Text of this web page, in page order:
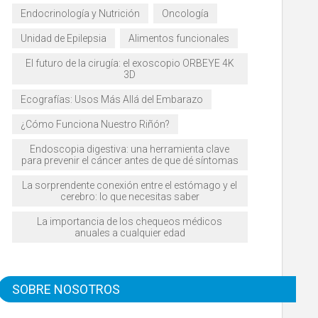
Endocrinología y Nutrición Oncología
Unidad de Epilepsia Alimentos funcionales
El futuro de la cirugía: el exoscopio ORBEYE 4K
3D
Ecografías: Usos Más Allá del Embarazo
¿Cómo Funciona Nuestro Riñón?
Endoscopia digestiva: una herramienta clave
para prevenir el cáncer antes de que dé síntomas
La sorprendente conexión entre el estómago y el
cerebro: lo que necesitas saber
La importancia de los chequeos médicos
anuales a cualquier edad
SOBRE NOSOTROS